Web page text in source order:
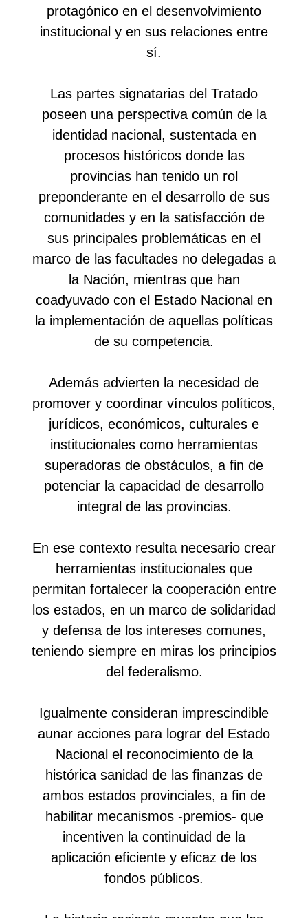
protagónico en el desenvolvimiento
institucional y en sus relaciones entre
sí.
Las partes signatarias del Tratado
poseen una perspectiva común de la
identidad nacional, sustentada en
procesos históricos donde las
provincias han tenido un rol
preponderante en el desarrollo de sus
comunidades y en la satisfacción de
sus principales problemáticas en el
marco de las facultades no delegadas a
la Nación, mientras que han
coadyuvado con el Estado Nacional en
la implementación de aquellas políticas
de su competencia.
Además advierten la necesidad de
promover y coordinar vínculos políticos,
jurídicos, económicos, culturales e
institucionales como herramientas
superadoras de obstáculos, a fin de
potenciar la capacidad de desarrollo
integral de las provincias.
En ese contexto resulta necesario crear
herramientas institucionales que
permitan fortalecer la cooperación entre
los estados, en un marco de solidaridad
y defensa de los intereses comunes,
teniendo siempre en miras los principios
del federalismo.
Igualmente consideran imprescindible
aunar acciones para lograr del Estado
Nacional el reconocimiento de la
histórica sanidad de las finanzas de
ambos estados provinciales, a fin de
habilitar mecanismos -premios- que
incentiven la continuidad de la
aplicación eficiente y eficaz de los
fondos públicos.